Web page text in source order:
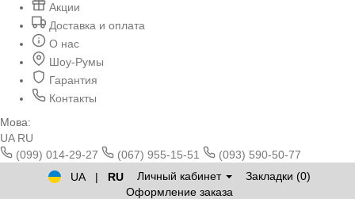
Акции
Доставка и оплата
О нас
Шоу-Румы
Гарантия
Контакты
Мова:
UA RU
(099) 014-29-27
(067) 955-15-51
(093) 590-50-77
UA
| RU Личный кабинет
Закладки (0)
Оформление заказа